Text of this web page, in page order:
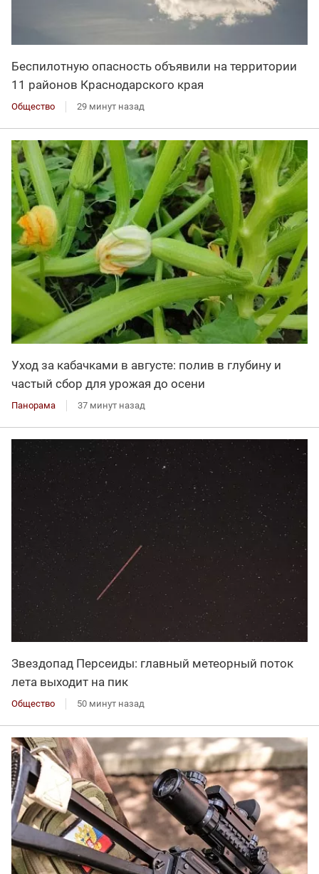
Беспилотную опасность объявили на территории
11 районов Краснодарского края
Общество 29 минут назад
Уход за кабачками в августе: полив в глубину и
частый сбор для урожая до осени
Панорама 37 минут назад
Звездопад Персеиды: главный метеорный поток
лета выходит на пик
Общество 50 минут назад